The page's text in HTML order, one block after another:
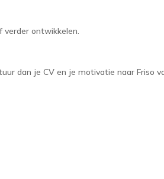
verder ontwikkelen.
dan je CV en je motivatie naar Friso